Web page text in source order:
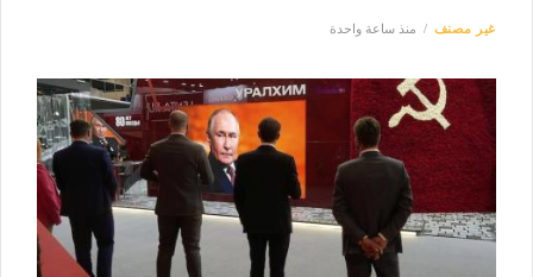
غير مصنف منذ ساعة واحدة